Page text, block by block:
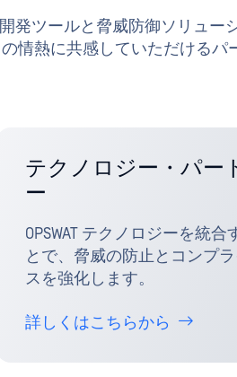
発ツールと脅威防御ソリュ
熱に共感していただけるパ
テクノロジー・パー
ー
OPSWAT テクノロジーを統合
とで、脅威の防止とコンプ
スを強化します。
詳しくはこちらから